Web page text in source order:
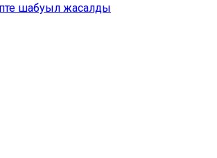
шабуыл жасалды